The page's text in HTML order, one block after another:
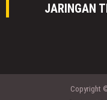
JARINGAN
Copyright